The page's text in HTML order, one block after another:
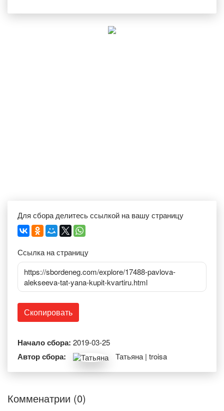
Для сбора делитесь ссылкой на вашу страницу
Ссылка на страницу
https://sbordeneg.com/explore/17488-pavlova-
alekseeva-tat-yana-kupit-kvartiru.html
Скопировать
Начало сбора: 2019-03-25
Автор сбора: Татьяна | troisa
Комменатрии (0)